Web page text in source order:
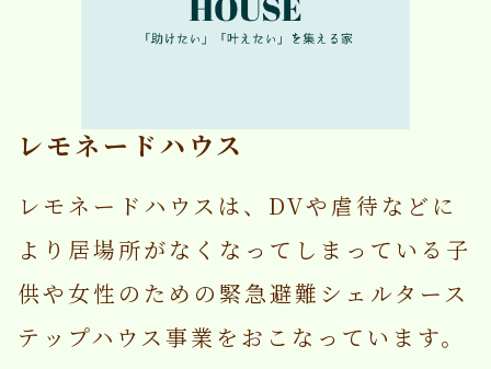
レモネードハウス
レモネードハウスは、DVや虐待などに
より居場所がなくなってしまっている子
供や女性のための緊急避難シェルタース
テップハウス事業をおこなっています。